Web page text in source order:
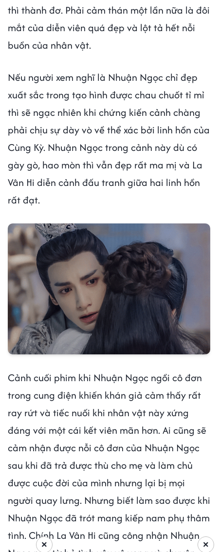
thì thành đơ. Phải cảm thán một lần nữa là đôi
mắt của diễn viên quá đẹp và lột tả hết nỗi
buồn của nhân vật.
Nếu người xem nghĩ là Nhuận Ngọc chỉ đẹp
xuất sắc trong tạo hình được chau chuốt tỉ mỉ
thì sẽ ngạc nhiên khi chứng kiến cảnh chàng
phải chịu sự dày vò về thể xác bởi linh hồn của
Cùng Kỳ. Nhuận Ngọc trong cảnh này dù có
gày gò, hao mòn thì vẫn đẹp rất ma mị và La
Vân Hi diễn cảnh đấu tranh giữa hai linh hồn
rất đạt.
Cảnh cuối phim khi Nhuận Ngọc ngồi cô đơn
trong cung điện khiến khán giả cảm thấy rất
ray rứt và tiếc nuối khi nhân vật này xứng
đáng với một cái kết viên mãn hơn. Ai cũng sẽ
cảm nhận được nỗi cô đơn của Nhuận Ngọc
sau khi đã trả được thù cho mẹ và làm chủ
được cuộc đời của mình nhưng lại bị mọi
người quay lưng. Nhưng biết làm sao được khi
Nhuận Ngọc đã trót mang kiếp nam phụ thâm
tình. Chính La Vân Hi cũng công nhận Nhuận
×
×